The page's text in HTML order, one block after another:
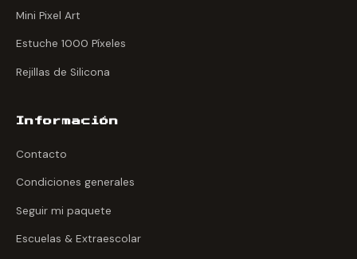
Mini Pixel Art
Estuche 1000 Píxeles
Rejillas de Silicona
Información
Contacto
Condiciones generales
Seguir mi paquete
Escuelas & Extraescolar